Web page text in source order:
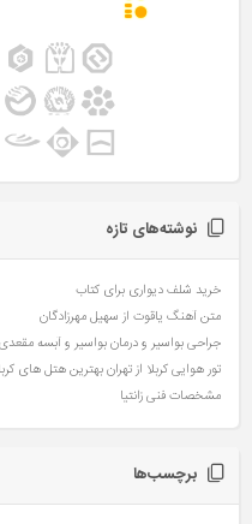
نوشته‌های تازه
خرید شلف دیواری برای کتاب
متن آهنگ یاقوت از سهیل مهرزادگان
جراحی بواسیر و درمان بواسیر و آبسه
تور هوایی کربلا از تهران بهترین هتل های
مشخصات فنی زانتیا
برچسب‌ها